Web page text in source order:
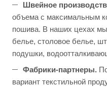
Швейное
объема с максимальным
пошива. В наших цехах
белье, столовое белье,
подушки,
Фабрики-партнеры.
вариант текстильной